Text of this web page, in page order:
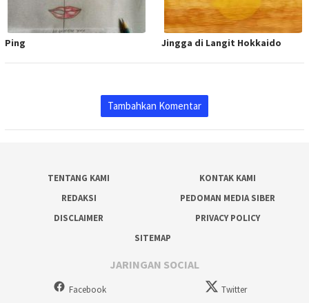
Ping Jingga di Langit Hokkaido
Tambahkan Komentar
TENTANG KAMI
KONTAK KAMI
REDAKSI
PEDOMAN MEDIA SIBER
DISCLAIMER
PRIVACY POLICY
SITEMAP
JARINGAN SOCIAL
Facebook Twitter